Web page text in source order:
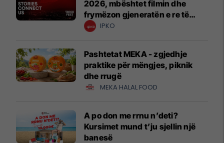
2026, mbështet filmin dhe
frymëzon gjeneratën e re të
krijuesve
IPKO
Pashtetat MEKA - zgjedhje
praktike për mëngjes, piknik
dhe rrugë
MEKA HALAL FOOD
A po don me rrnu n’deti?
Kursimet mund t’ju sjellin një
banesë